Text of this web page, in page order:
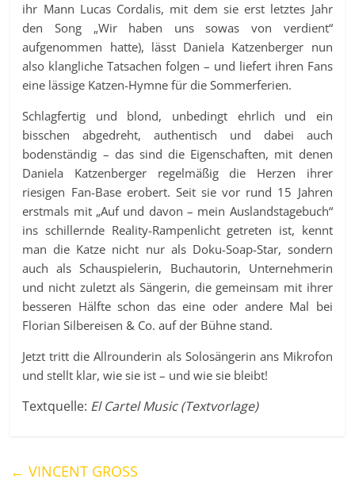
ihr Mann Lucas Cordalis, mit dem sie erst letztes Jahr
den Song „Wir haben uns sowas von verdient“
aufgenommen hatte), lässt Daniela Katzenberger nun
also klangliche Tatsachen folgen – und liefert ihren Fans
eine lässige Katzen-Hymne für die Sommerferien.
Schlagfertig und blond, unbedingt ehrlich und ein
bisschen abgedreht, authentisch und dabei auch
bodenständig – das sind die Eigenschaften, mit denen
Daniela Katzenberger regelmäßig die Herzen ihrer
riesigen Fan-Base erobert. Seit sie vor rund 15 Jahren
erstmals mit „Auf und davon – mein Auslandstagebuch“
ins schillernde Reality-Rampenlicht getreten ist, kennt
man die Katze nicht nur als Doku-Soap-Star, sondern
auch als Schauspielerin, Buchautorin, Unternehmerin
und nicht zuletzt als Sängerin, die gemeinsam mit ihrer
besseren Hälfte schon das eine oder andere Mal bei
Florian Silbereisen & Co. auf der Bühne stand.
Jetzt tritt die Allrounderin als Solosängerin ans Mikrofon
und stellt klar, wie sie ist – und wie sie bleibt!
Textquelle: El Cartel Music (Textvorlage)
← VINCENT GROSS